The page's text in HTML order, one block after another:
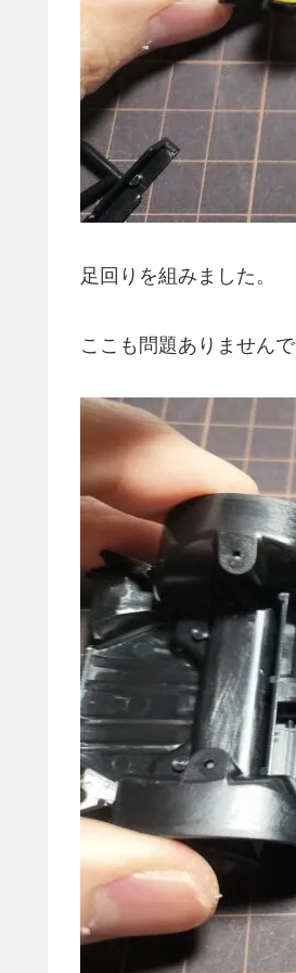
足回りを組みました。
ここも問題ありませんで